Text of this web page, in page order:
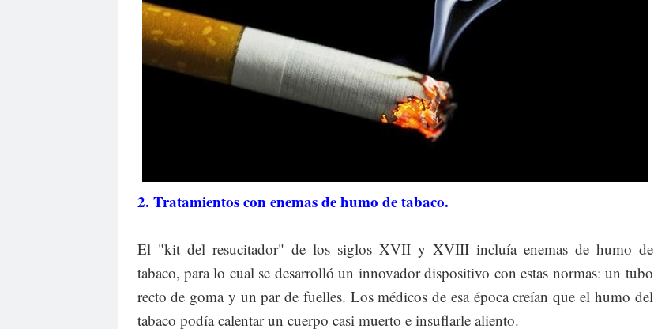
2. Tratamientos con enemas de humo de tabaco.
El "kit del resucitador" de los siglos XVII y XVIII incluía enemas de humo de
tabaco, para lo cual se desarrolló un innovador dispositivo con estas normas: un tubo
recto de goma y un par de fuelles. Los médicos de esa época creían que el humo del
tabaco podía calentar un cuerpo casi muerto e insuflarle aliento.